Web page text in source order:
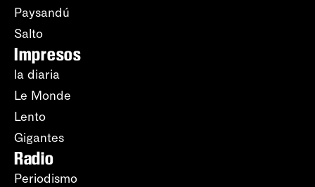
Paysandú
Salto
Impresos
la diaria
Le Monde
Lento
Gigantes
Radio
Periodismo